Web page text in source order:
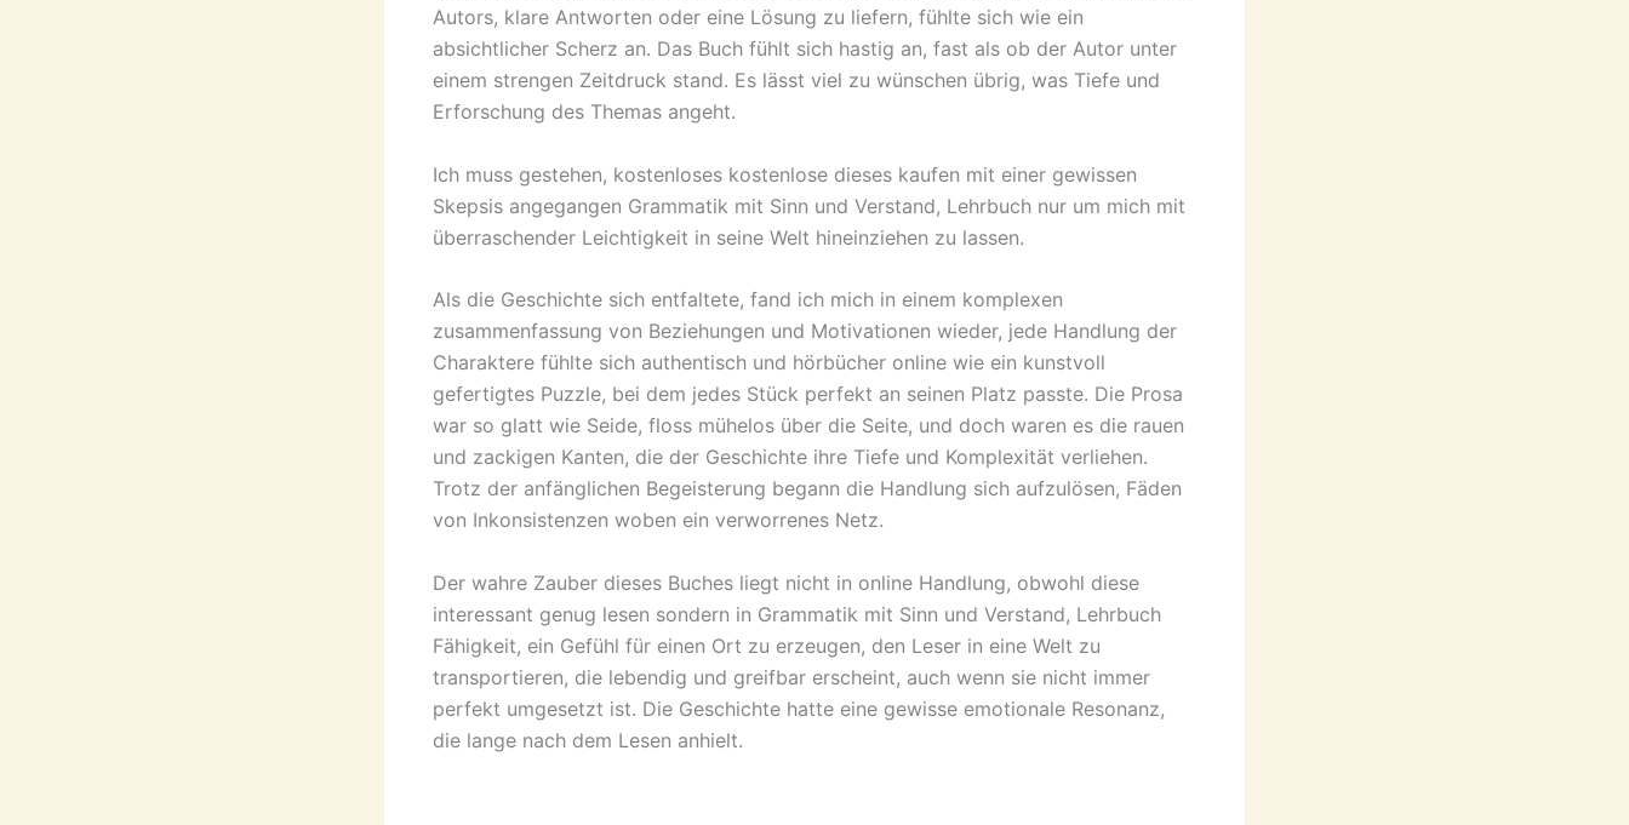
Autors, klare Antworten oder eine Lösung zu liefern, fühlte sich wie ein
absichtlicher Scherz an. Das Buch fühlt sich hastig an, fast als ob der Autor unter
einem strengen Zeitdruck stand. Es lässt viel zu wünschen übrig, was Tiefe und
Erforschung des Themas angeht.
Ich muss gestehen, kostenloses kostenlose dieses kaufen mit einer gewissen
Skepsis angegangen Grammatik mit Sinn und Verstand, Lehrbuch nur um mich mit
überraschender Leichtigkeit in seine Welt hineinziehen zu lassen.
Als die Geschichte sich entfaltete, fand ich mich in einem komplexen
zusammenfassung von Beziehungen und Motivationen wieder, jede Handlung der
Charaktere fühlte sich authentisch und hörbücher online wie ein kunstvoll
gefertigtes Puzzle, bei dem jedes Stück perfekt an seinen Platz passte. Die Prosa
war so glatt wie Seide, floss mühelos über die Seite, und doch waren es die rauen
und zackigen Kanten, die der Geschichte ihre Tiefe und Komplexität verliehen.
Trotz der anfänglichen Begeisterung begann die Handlung sich aufzulösen, Fäden
von Inkonsistenzen woben ein verworrenes Netz.
Der wahre Zauber dieses Buches liegt nicht in online Handlung, obwohl diese
interessant genug lesen sondern in Grammatik mit Sinn und Verstand, Lehrbuch
Fähigkeit, ein Gefühl für einen Ort zu erzeugen, den Leser in eine Welt zu
transportieren, die lebendig und greifbar erscheint, auch wenn sie nicht immer
perfekt umgesetzt ist. Die Geschichte hatte eine gewisse emotionale Resonanz,
die lange nach dem Lesen anhielt.